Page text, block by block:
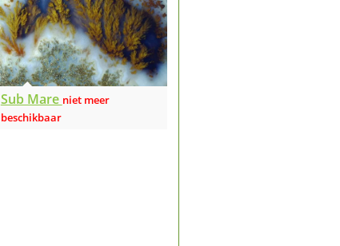
Sub Mare